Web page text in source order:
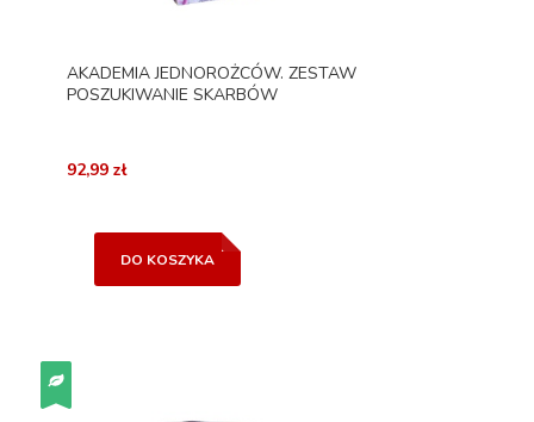
AKADEMIA JEDNOROŻCÓW. ZESTAW
POSZUKIWANIE SKARBÓW
92,99 zł
DO KOSZYKA